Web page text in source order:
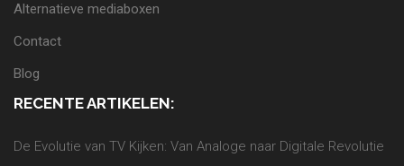
Alternatieve mediaboxen
Contact
Blog
RECENTE ARTIKELEN:
De Evolutie van TV Kijken: Van Analoge naar Digitale Revolutie